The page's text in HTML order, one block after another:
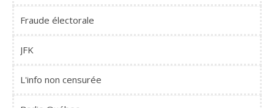
Fraude électorale
JFK
L'info non censurée